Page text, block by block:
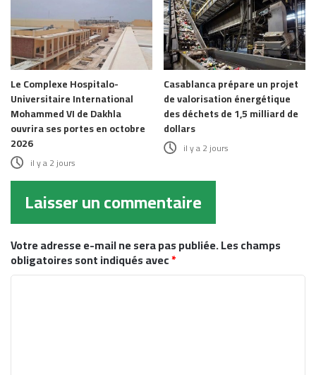
Le Complexe Hospitalo-
Universitaire International
Mohammed VI de Dakhla
ouvrira ses portes en octobre
2026
il y a 2 jours
Casablanca prépare un projet
de valorisation énergétique
des déchets de 1,5 milliard de
dollars
il y a 2 jours
Laisser un commentaire
Votre adresse e-mail ne sera pas publiée.Les champs
obligatoires sont indiqués avec*